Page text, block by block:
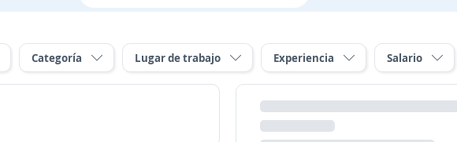
Categoría Lugar de trabajo Experiencia Salario